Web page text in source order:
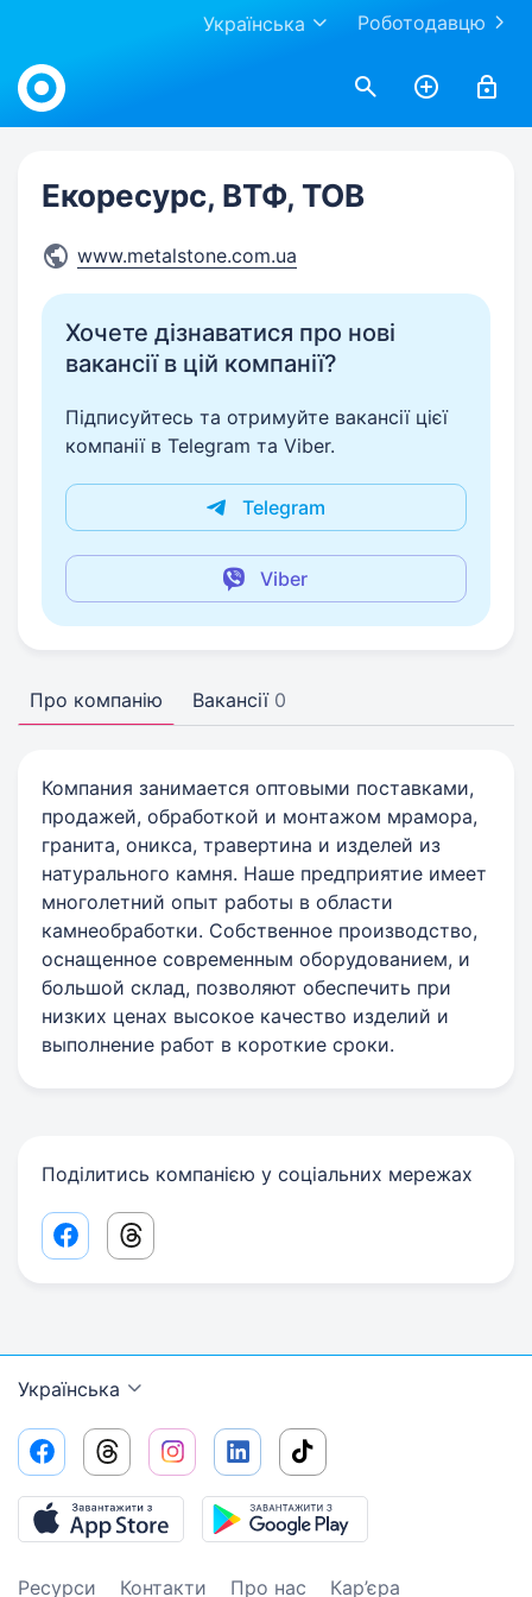
Роботодавцю
Українська
Work.ua
Екоресурс, ВТФ, ТОВ
www.metalstone.com.ua
Хочете дізнаватися про нові
вакансії в цій компанії?
Підписуйтесь та отримуйте вакансії цієї
компанії в Telegram та Viber.
Telegram
Viber
Про компанію Вакансії 0
Компания занимается оптовыми поставками,
продажей, обработкой и монтажом мрамора,
гранита, оникса, травертина и изделей из
натурального камня. Наше предприятие имеет
многолетний опыт работы в области
камнеобработки. Собственное производство,
оснащенное современным оборудованием, и
большой склад, позволяют обеспечить при
низких ценах высокое качество изделий и
выполнение работ в короткие сроки.
Поділитись компанією у соціальних мережах
Facebook share link
Threads share link
Українська
Ресурси Контакти Про нас Кар’єра